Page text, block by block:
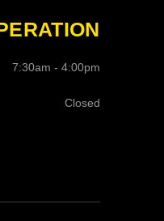
7:30am - 4:00pm
Closed